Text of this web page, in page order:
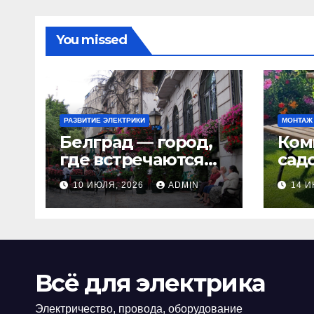
You missed
РАЗВИТИЕ ЭЛЕКТРИКИ
Белград — город,
где встречаются
история и
современность
10 ИЮЛЯ, 2026 ADMIN
МОНТАЖ
14
Всё для электрика
Электричество, провода, оборудование